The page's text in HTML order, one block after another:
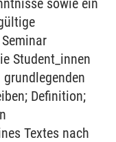
sowie ein
Student_innen
Definition;
Textes nach